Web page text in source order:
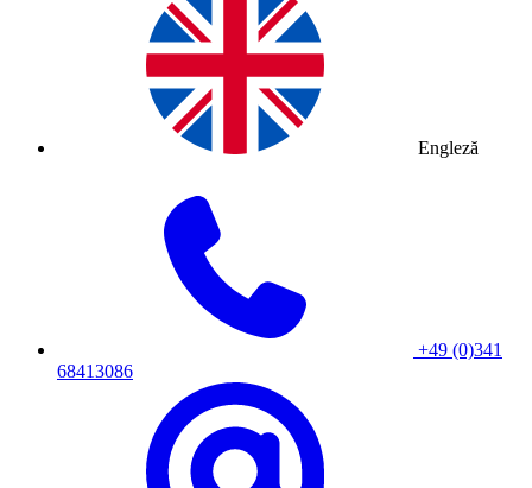
Engleză
+49 (0)341
68413086